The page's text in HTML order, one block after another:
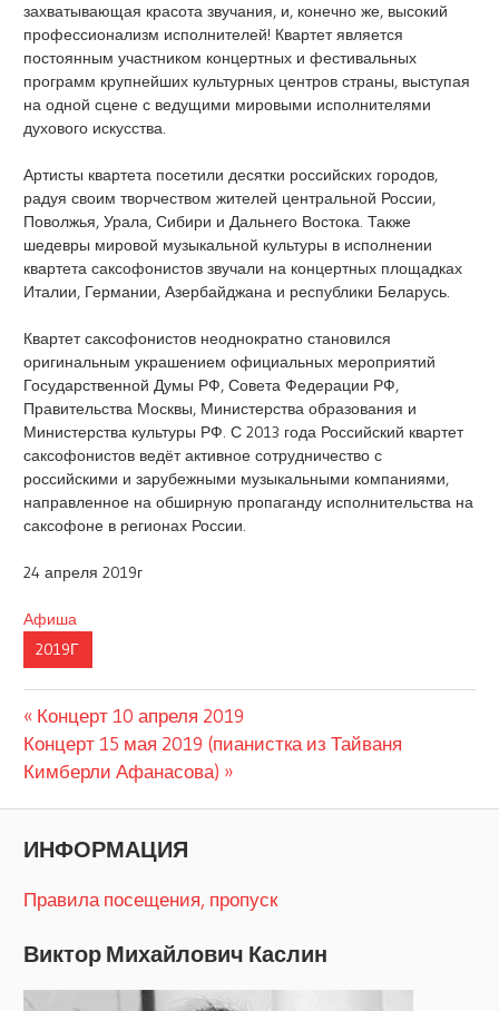
захватывающая красота звучания, и, конечно же, высокий
профессионализм исполнителей! Квартет является
постоянным участником концертных и фестивальных
программ крупнейших культурных центров страны, выступая
на одной сцене с ведущими мировыми исполнителями
духового искусства.
Артисты квартета посетили десятки российских городов,
радуя своим творчеством жителей центральной России,
Поволжья, Урала, Сибири и Дальнего Востока. Также
шедевры мировой музыкальной культуры в исполнении
квартета саксофонистов звучали на концертных площадках
Италии, Германии, Азербайджана и республики Беларусь.
Квартет саксофонистов неоднократно становился
оригинальным украшением официальных мероприятий
Государственной Думы РФ, Совета Федерации РФ,
Правительства Москвы, Министерства образования и
Министерства культуры РФ. С 2013 года Российский квартет
саксофонистов ведёт активное сотрудничество с
российскими и зарубежными музыкальными компаниями,
направленное на обширную пропаганду исполнительства на
саксофоне в регионах России.
24 апреля 2019г
Афиша
2019Г
Навигация
по
записям
Предыдущая
запись:
Концерт 10 апреля 2019
Следующая
запись:
Концерт 15 мая 2019 (пианистка из Тайваня
Кимберли Афанасова)
ИНФОРМАЦИЯ
Правила посещения, пропуск
Виктор Михайлович Каслин